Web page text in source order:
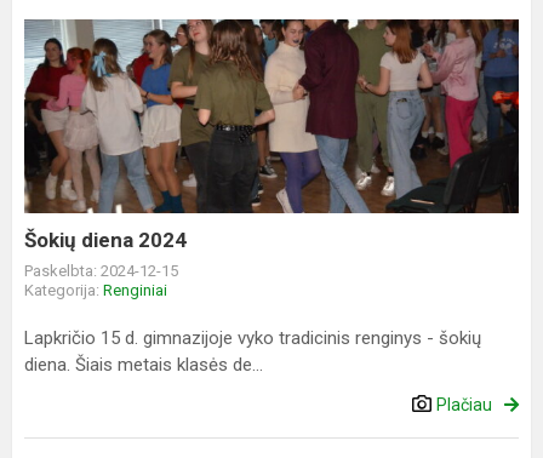
Šokių
diena
2024
Šokių diena 2024
Paskelbta: 2024-12-15
Kategorija: Renginiai
Lapkričio 15 d. gimnazijoje vyko tradicinis renginys - šokių
diena. Šiais metais klasės de...
Plačiau